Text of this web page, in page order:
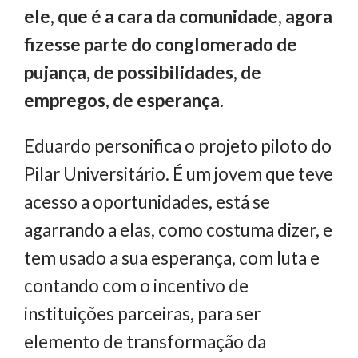
ele, que é a cara da comunidade, agora
fizesse parte do conglomerado de
pujança, de possibilidades, de
empregos, de esperança.
Eduardo personifica o projeto piloto do
Pilar Universitário. É um jovem que teve
acesso a oportunidades, está se
agarrando a elas, como costuma dizer, e
tem usado a sua esperança, com luta e
contando com o incentivo de
instituições parceiras, para ser
elemento de transformação da